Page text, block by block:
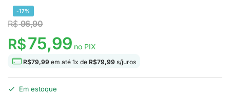
-17%
R$96,90
R$75,99 no PIX
R$79,99 em até 1x de R$79,99 s/juros
Em estoque